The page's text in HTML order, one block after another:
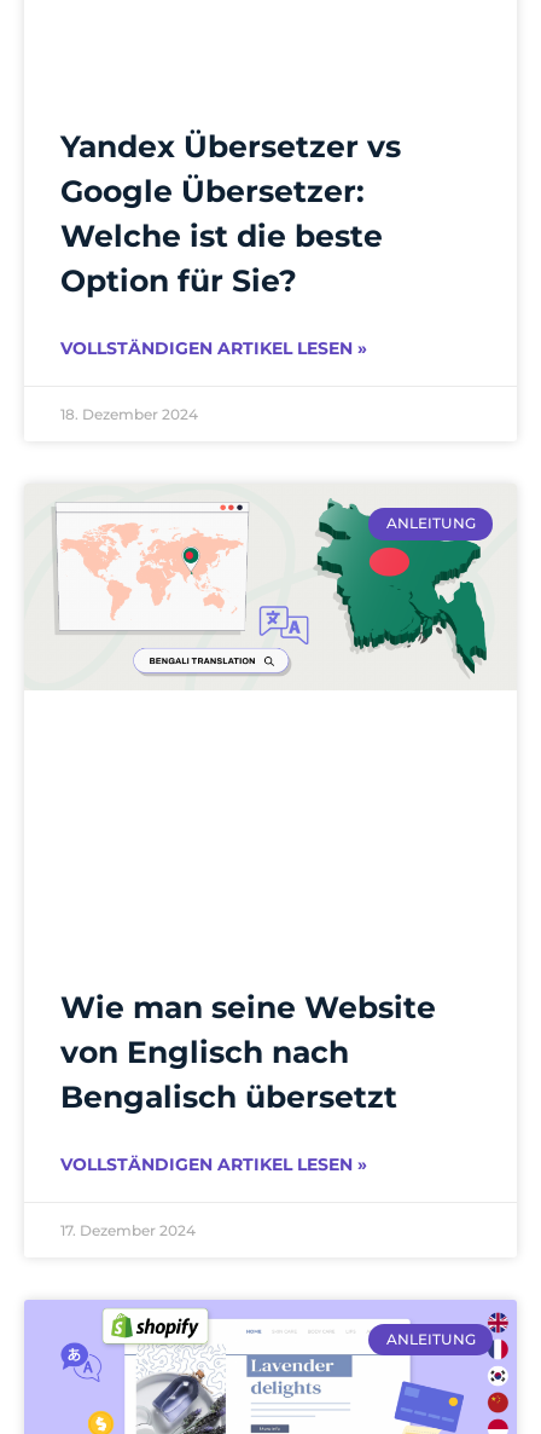
Yandex Übersetzer vs
Google Übersetzer:
Welche ist die beste
Option für Sie?
VOLLSTÄNDIGEN ARTIKEL LESEN »
18. Dezember 2024
ANLEITUNG
Wie man seine Website
von Englisch nach
Bengalisch übersetzt
VOLLSTÄNDIGEN ARTIKEL LESEN »
17. Dezember 2024
ANLEITUNG